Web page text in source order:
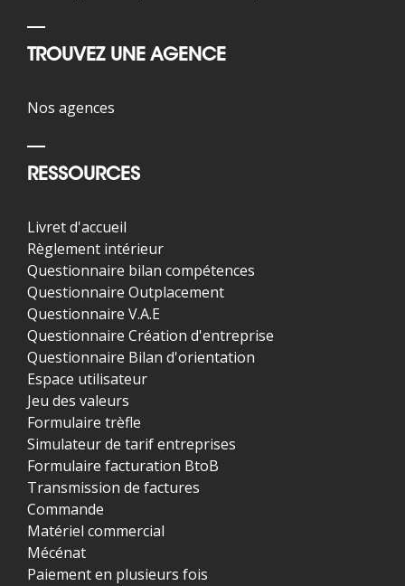
TROUVEZ UNE AGENCE
Nos agences
RESSOURCES
Livret d'accueil
Règlement intérieur
Questionnaire bilan compétences
Questionnaire Outplacement
Questionnaire V.A.E
Questionnaire Création d'entreprise
Questionnaire Bilan d'orientation
Espace utilisateur
Jeu des valeurs
Formulaire trèfle
Simulateur de tarif entreprises
Formulaire facturation BtoB
Transmission de factures
Commande
Matériel commercial
Mécénat
Paiement en plusieurs fois